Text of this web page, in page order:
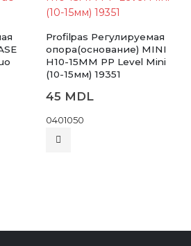
Profilpas Регулируемая
опора(основание) MINI
H10-15MM PP Level Mini
(10-15мм) 19351
MDL